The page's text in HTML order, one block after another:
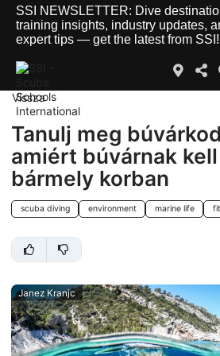
SSI NEWSLETTER: Dive
training insights, industry updates,
expert tips — get the latest from SSI!
Vissza
Tanulj meg
amiért búvárnak
bármely korban
scuba diving environment marine life
Janez Kranjc